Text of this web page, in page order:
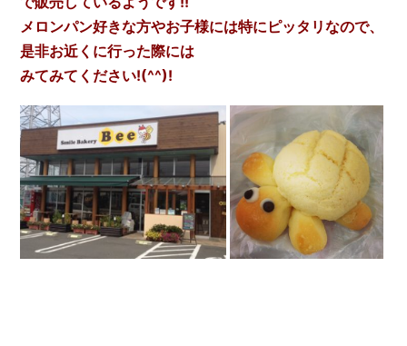
メロンパン好きな方やお子様には特にピッタリなので、
是非お近くに行った際には
みてみてください!(^^)!